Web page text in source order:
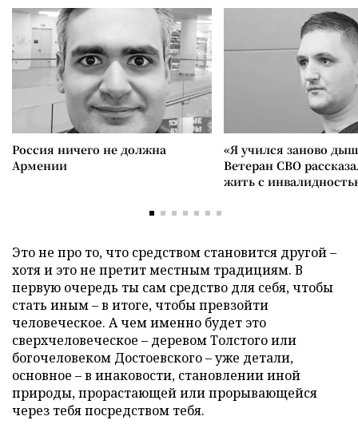
Россия ничего не должна
Армении
«Я учился заново
Ветеран СВО
жить с
Это не про то, что средством становится другой –
хотя и это не претит местным традициям. В
первую очередь ты сам средство для себя, чтобы
стать иным – в итоге, чтобы превзойти
человеческое. А чем именно будет это
сверхчеловеческое – деревом Толстого или
богочеловеком Достоевского – уже детали,
основное – в инаковости, становлении иной
природы, прорастающей или прорывающейся
через тебя посредством тебя.